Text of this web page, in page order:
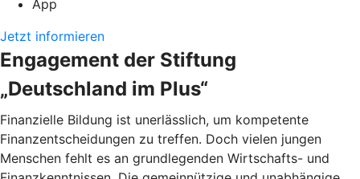
App
Jetzt informieren
Engagement der Stiftung
„Deutschland im Plus“
Finanzielle Bildung ist unerlässlich, um kompetente
Finanzentscheidungen zu treffen. Doch vielen jungen
Menschen fehlt es an grundlegenden Wirtschafts- und